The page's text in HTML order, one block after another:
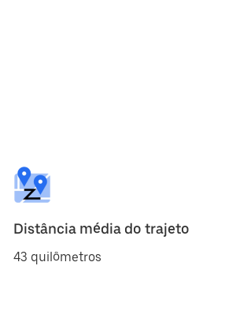
Distância média do trajeto
43 quilômetros